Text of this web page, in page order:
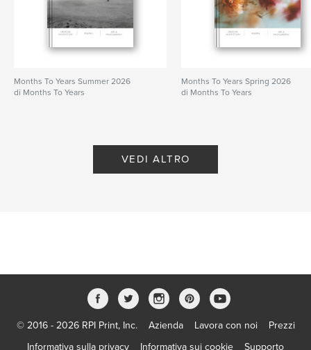
Months To Years Summer 2026
di Months To Years
Months To Years Spring 2026
di Months To Years
VEDI ALTRO
© 2016 - 2026 RPI Print, Inc. Azienda Lavora con noi
Prezzi
Informativa sulla privacy
Informativa sui cookie Supporto